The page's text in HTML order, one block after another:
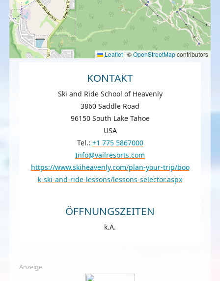
Leaflet | ©OpenStreetMapcontributors
KONTAKT
Ski and Ride School of Heavenly
3860 Saddle Road
96150 South Lake Tahoe
USA
Tel.: +1 775 5867000
Info@vailresorts.com
https://www.skiheavenly.com/plan-your-trip/boo
k-ski-and-ride-lessons/lessons-selector.aspx
ÖFFNUNGSZEITEN
k.A.
Anzeige